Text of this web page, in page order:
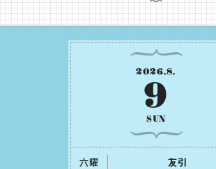
2026.8.
9
SUN
六曜 友引